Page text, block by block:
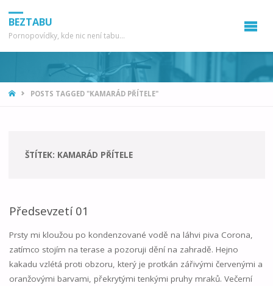
BEZTABU
Pornopovídky, kde nic není tabu...
HOMEPOSTS TAGGED "KAMARÁD PŘÍTELE"
ŠTÍTEK: KAMARÁD PŘÍTELE
Předsevzetí 01
Prsty mi kloužou po kondenzované vodě na láhvi piva Corona,
zatímco stojím na terase a pozoruji dění na zahradě. Hejno
kakadu vzlétá proti obzoru, který je protkán zářivými červenými a
oranžovými barvami, překrytými tenkými pruhy mraků. Večerní